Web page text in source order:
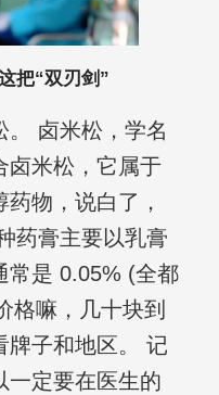
把“双刃剑”
。 卤米松，学名
卤米松，它属于
物，说白了，
药膏主要以乳膏
常是 0.05% (全都
格嘛，几十块到
牌子和地区。 记
一定要在医生的